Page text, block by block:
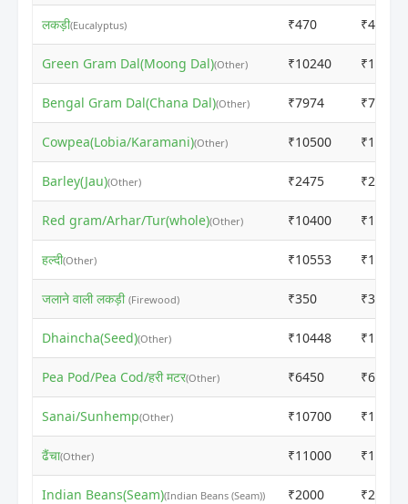
लकड़ी(Eucalyptus) ₹470 ₹480
Green Gram Dal(Moong Dal)(Other) ₹10240 ₹10250
Bengal Gram Dal(Chana Dal)(Other) ₹7974 ₹7984
Cowpea(Lobia/Karamani)(Other) ₹10500 ₹10510
Barley(Jau)(Other) ₹2475 ₹2485
Red gram/Arhar/Tur(whole)(Other) ₹10400 ₹10410
हल्दी(Other) ₹10553 ₹10563
जलाने वाली लकड़ी (Firewood) ₹350 ₹360
Dhaincha(Seed)(Other) ₹10448 ₹10910
Pea Pod/Pea Cod/हरी मटर(Other) ₹6450 ₹6535
Sanai/Sunhemp(Other) ₹10700 ₹10710
ढैंचा(Other) ₹11000 ₹11010
Indian Beans(Seam)(Indian Beans (Seam)) ₹2000 ₹2210